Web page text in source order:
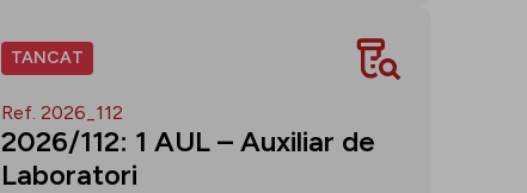
TANCAT
Ref. 2026_112
2026/112: 1 AUL – Auxiliar de
Laboratori